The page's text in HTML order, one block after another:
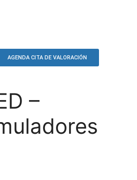
AGENDA CITA DE VALORACIÓN
–